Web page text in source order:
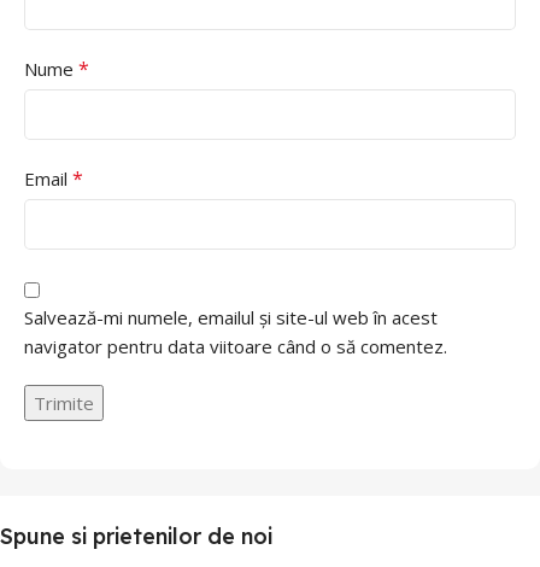
Nume *
Email *
Salvează-mi numele, emailul și site-ul web în acest
navigator pentru data viitoare când o să comentez.
Spune si prietenilor de noi